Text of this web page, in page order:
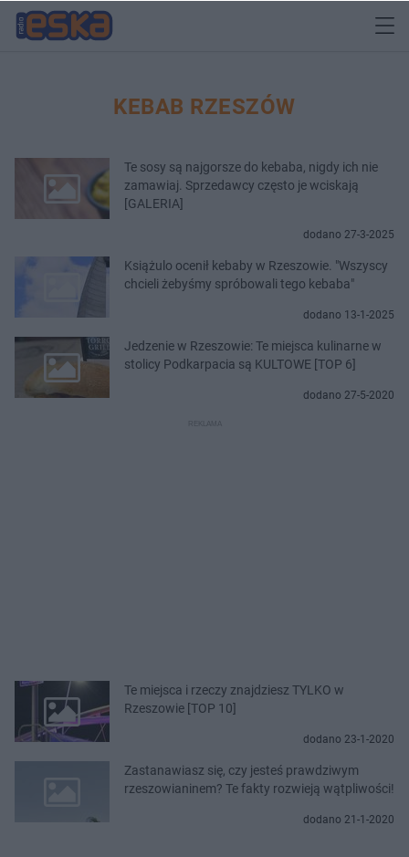
KEBAB RZESZÓW
Te sosy są najgorsze do kebaba, nigdy ich nie
zamawiaj. Sprzedawcy często je wciskają
[GALERIA]
dodano 27-3-2025
Książulo ocenił kebaby w Rzeszowie. "Wszyscy
chcieli żebyśmy spróbowali tego kebaba"
dodano 13-1-2025
Jedzenie w Rzeszowie: Te miejsca kulinarne w
stolicy Podkarpacia są KULTOWE [TOP 6]
dodano 27-5-2020
Te miejsca i rzeczy znajdziesz TYLKO w
Rzeszowie [TOP 10]
dodano 23-1-2020
Zastanawiasz się, czy jesteś prawdziwym
rzeszowianinem? Te fakty rozwieją wątpliwości!
dodano 21-1-2020